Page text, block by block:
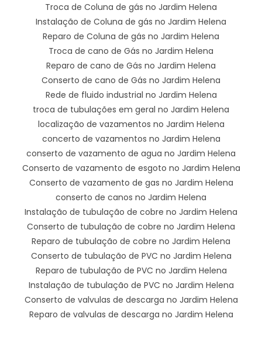
Troca de Coluna de gás no Jardim Helena
Instalação de Coluna de gás no Jardim Helena
Reparo de Coluna de gás no Jardim Helena
Troca de cano de Gás no Jardim Helena
Reparo de cano de Gás no Jardim Helena
Conserto de cano de Gás no Jardim Helena
Rede de fluido industrial no Jardim Helena
troca de tubulações em geral no Jardim Helena
localização de vazamentos no Jardim Helena
concerto de vazamentos no Jardim Helena
conserto de vazamento de agua no Jardim Helena
Conserto de vazamento de esgoto no Jardim Helena
Conserto de vazamento de gas no Jardim Helena
conserto de canos no Jardim Helena
Instalação de tubulação de cobre no Jardim Helena
Conserto de tubulação de cobre no Jardim Helena
Reparo de tubulação de cobre no Jardim Helena
Conserto de tubulação de PVC no Jardim Helena
Reparo de tubulação de PVC no Jardim Helena
Instalação de tubulação de PVC no Jardim Helena
Conserto de valvulas de descarga no Jardim Helena
Reparo de valvulas de descarga no Jardim Helena